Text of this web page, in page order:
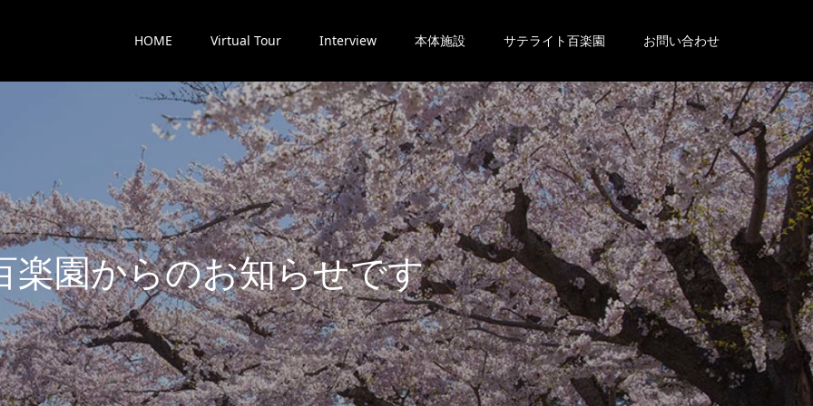
HOME Virtual Tour Interview 本体施設 サテライト百楽園 お問い合わせ
楽園からのお知らせです。
最